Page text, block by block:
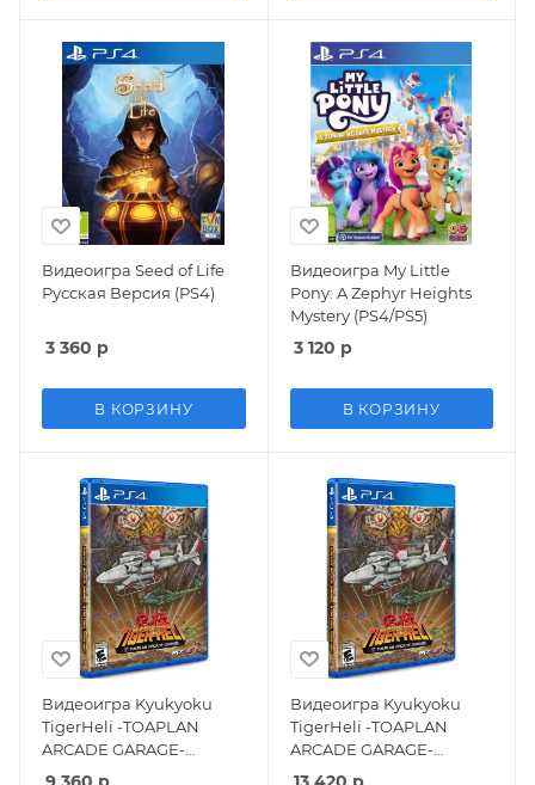
Видеоигра Seed of Life
Русская Версия (PS4)
3 360 р
В КОРЗИНУ
Видеоигра My Little
Pony: A Zephyr Heights
Mystery (PS4/PS5)
3 120 р
В КОРЗИНУ
Видеоигра Kyukyoku
TigerHeli -TOAPLAN
ARCADE GARAGE-
(Limited Run) Русская
Видеоигра Kyukyoku
TigerHeli -TOAPLAN
ARCADE GARAGE-
(Limited Run) (PS4)